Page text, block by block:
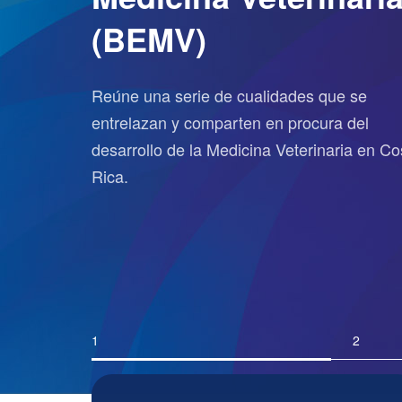
Biblioteca Escuela
Medicina
(BEMV)